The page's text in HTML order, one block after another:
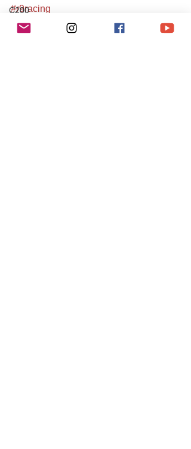
C200
S204 C63 AMG
#r9racing
#r9racingteam